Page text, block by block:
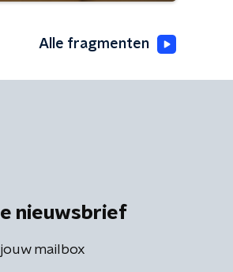
Alle fragmenten
nieuwsbrief
mailbox